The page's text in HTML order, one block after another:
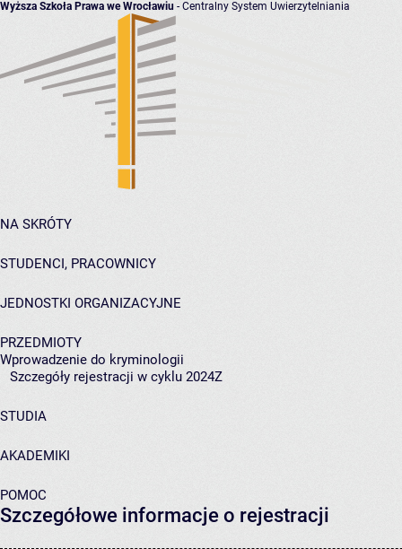
Wyższa Szkoła Prawa we Wrocławiu - Centralny System Uwierzytelniania
NA SKRÓTY
STUDENCI, PRACOWNICY
JEDNOSTKI ORGANIZACYJNE
PRZEDMIOTY
Wprowadzenie do kryminologii
Szczegóły rejestracji w cyklu 2024Z
STUDIA
AKADEMIKI
POMOC
Szczegółowe informacje o rejestracji